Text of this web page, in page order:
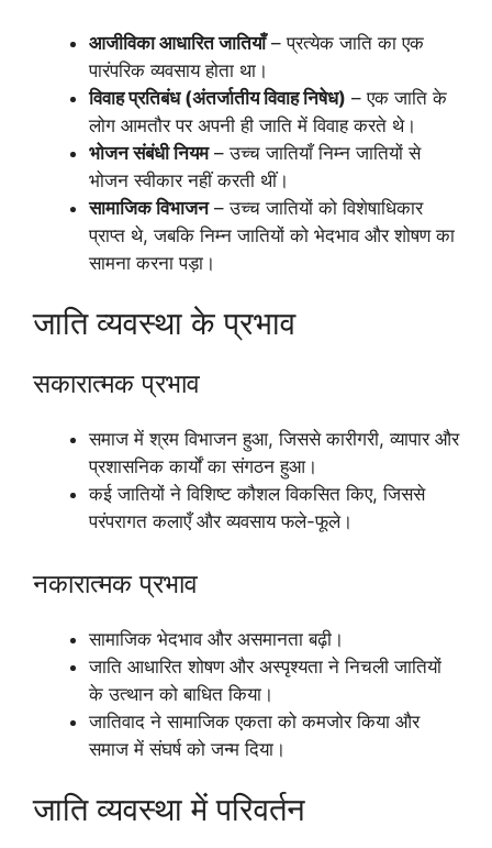
आजीविका आधारित जातियाँ– प्रत्येक जाति का एक
पारंपरिक व्यवसाय होता था।
विवाह प्रतिबंध (अंतर्जातीय विवाह निषेध) – एक जाति के
लोग आमतौर पर अपनी ही जाति में विवाह करते थे।
भोजन संबंधी नियम– उच्च जातियाँ निम्न जातियों से
भोजन स्वीकार नहीं करती थीं।
सामाजिक विभाजन– उच्च जातियों को विशेषाधिकार
प्राप्त थे, जबकि निम्न जातियों को भेदभाव और शोषण का
सामना करना पड़ा।
जाति व्यवस्था के प्रभाव
सकारात्मक प्रभाव
समाज में श्रम विभाजन हुआ, जिससे कारीगरी, व्यापार और
प्रशासनिक कार्यों का संगठन हुआ।
कई जातियों ने विशिष्ट कौशल विकसित किए, जिससे
परंपरागत कलाएँ और व्यवसाय फले-फूले।
नकारात्मक प्रभाव
सामाजिक भेदभाव और असमानता बढ़ी।
जाति आधारित शोषण और अस्पृश्यता ने निचली जातियों
के उत्थान को बाधित किया।
जातिवाद ने सामाजिक एकता को कमजोर किया और
समाज में संघर्ष को जन्म दिया।
जाति व्यवस्था में परिवर्तन